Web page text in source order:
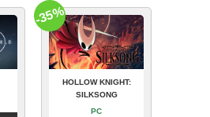
HOLLOW KNIGHT:
SILKSONG
PC
-35%